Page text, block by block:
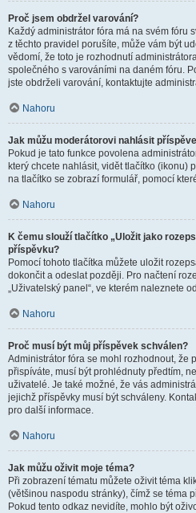
Proč jsem obdržel varování?
Každý administrátor fóra má na svém fóru
z těchto pravidel porušíte, může vám být
vědomí, že toto je rozhodnutí
společného s varováními na daném fóru.
jste obdrželi varování, kontaktujte
Nahoru
Jak můžu moderátorovi nahlásit
Pokud je tato funkce povolena
který chcete nahlásit, vidět tlačítko (ikonu)
na tlačítko se zobrazí formulář, pomocí
Nahoru
K čemu slouží tlačítko „Uložit jako
příspěvku?
Pomocí tohoto tlačítka můžete uložit
dokončit a odeslat později. Pro načtení
„Uživatelský panel“, ve kterém naleznete
Nahoru
Proč musí být můj příspěvek schválen?
Administrátor fóra se mohl rozhodnout, že
přispíváte, musí být prohlédnuty předtím,
uživatelé. Je také možné, že vás
jejichž příspěvky musí být schváleny.
pro další informace.
Nahoru
Jak můžu oživit moje téma?
Při zobrazení tématu můžete oživit téma
(většinou naspodu stránky), čímž se téma
Pokud tento odkaz nevidíte, mohlo být